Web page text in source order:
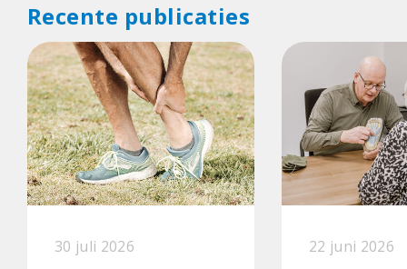
Recente publicaties
30 juli 2026 22 juni 2026